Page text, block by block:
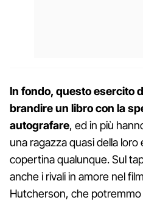
In fondo, questo esercito
brandire un libro con la
autografare, ed in più
una ragazza quasi della
copertina qualunque. Sul
anche i rivali in amore nel
Hutcherson, che